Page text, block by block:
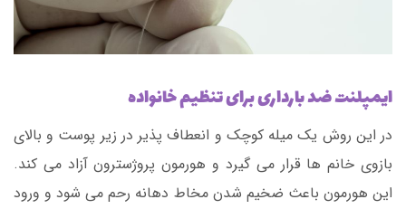
ایمپلنت ضد بارداری برایتنظیم خانواده
در این روش یک میله کوچک و انعطاف پذیر در زیر پوست و بالای
بازوی خانم ها قرار می گیرد و هورمون پروژسترون آزاد می کند.
این هورمون باعث ضخیم شدن مخاط دهانه رحم می شود و ورود